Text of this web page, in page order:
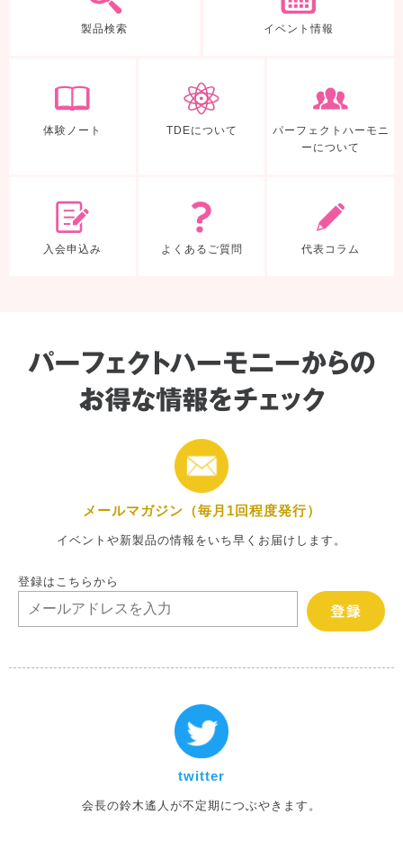
製品検索 イベント情報
体験ノート TDEについて
パーフェクトハーモニ
ーについて
入会申込み よくあるご質問 代表コラム
メールマガジン（毎月1回程度発行）
イベントや新製品の情報をいち早くお届けします。
登録はこちらから
twitter
会長の鈴木遙人が不定期につぶやきます。